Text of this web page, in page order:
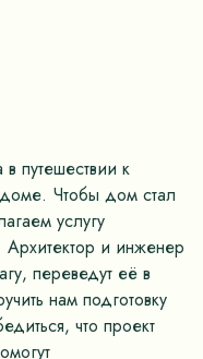
путешествии к
Чтобы дом стал
услугу
Архитектор и инженер
переведут её в
нам подготовку
что проект